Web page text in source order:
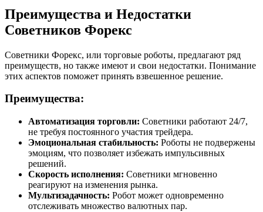
Преимущества и Недостатки
Советников Форекс
Советники Форекс, или торговые роботы, предлагают ряд
преимуществ, но также имеют и свои недостатки. Понимание
этих аспектов поможет принять взвешенное решение.
Преимущества:
Автоматизация торговли: Советники работают 24/7,
не требуя постоянного участия трейдера.
Эмоциональная стабильность: Роботы не подвержены
эмоциям, что позволяет избежать импульсивных
решений.
Скорость исполнения: Советники мгновенно
реагируют на изменения рынка.
Мультизадачность: Робот может одновременно
отслеживать множество валютных пар.